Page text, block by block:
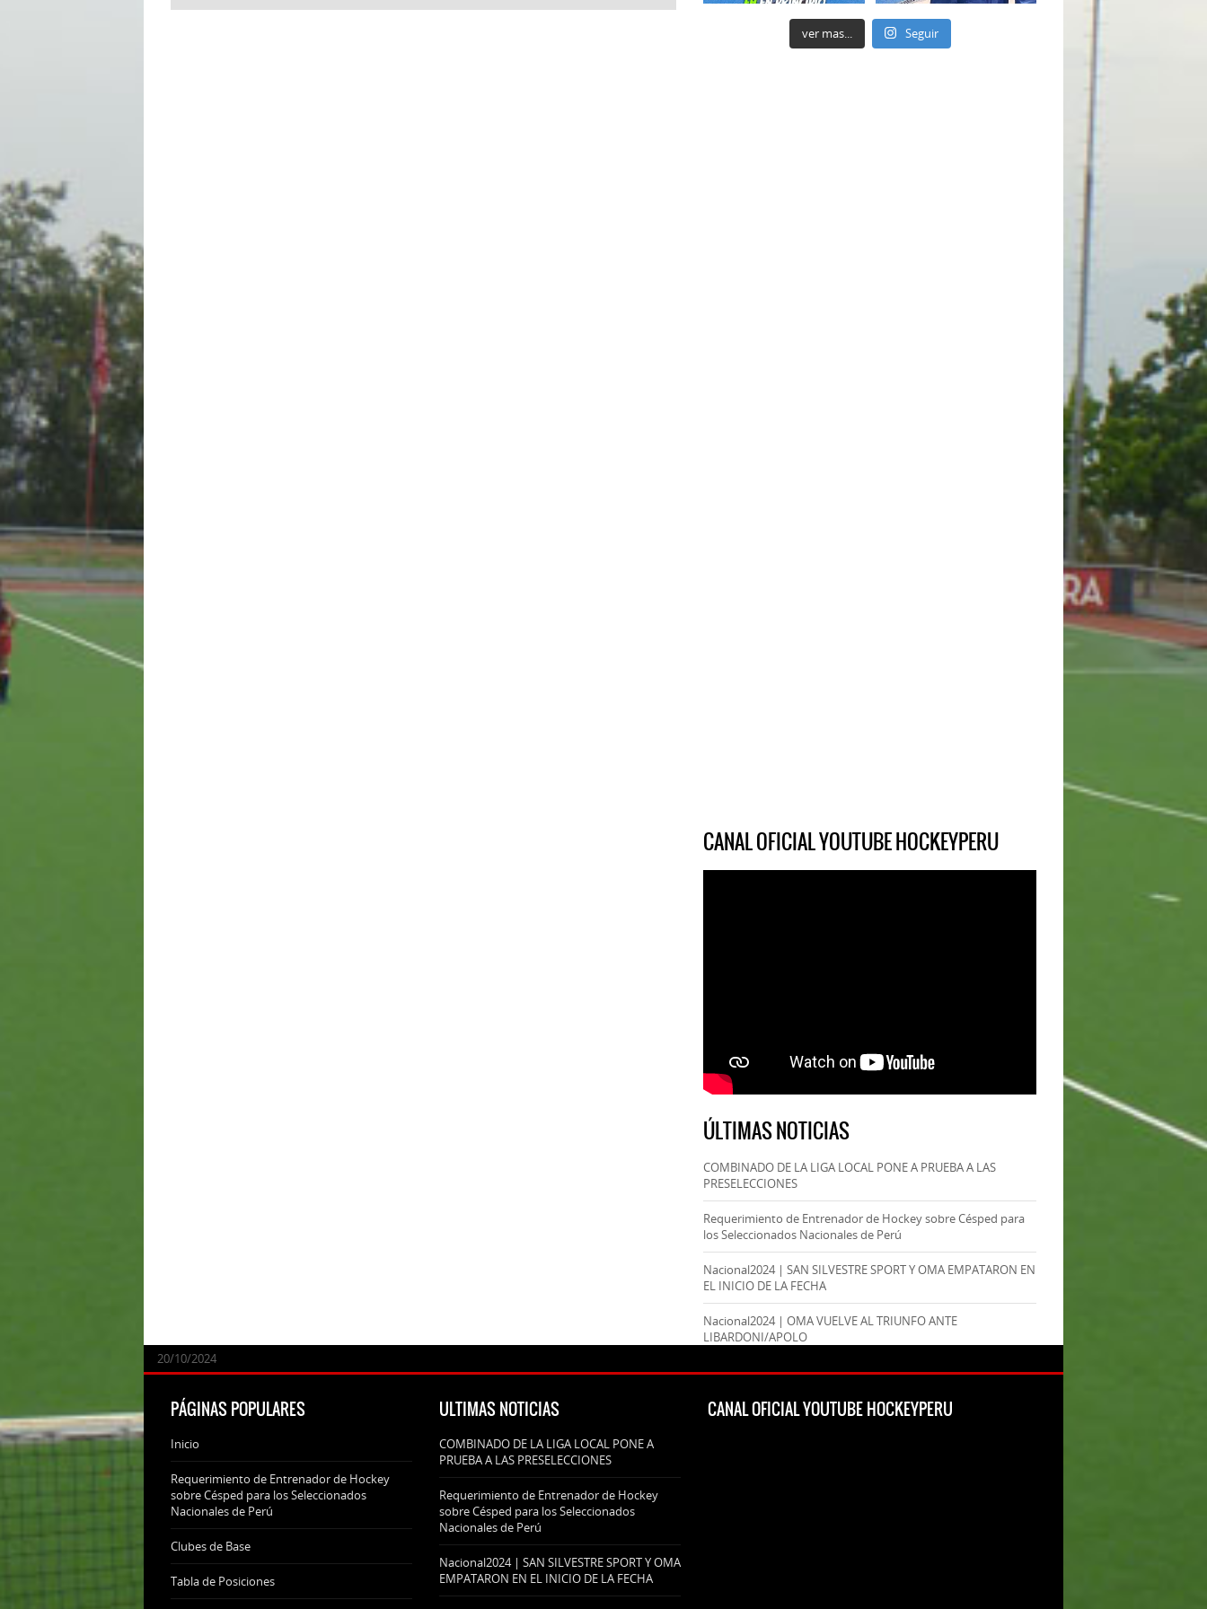
ver mas... Seguir
CANAL OFICIAL YOUTUBE HOCKEYPERU
ÚLTIMAS NOTICIAS
COMBINADO DE LA LIGA LOCAL PONE A PRUEBA A LAS
PRESELECCIONES
24/09/2025
Requerimiento de Entrenador de Hockey sobre Césped para
los Seleccionados Nacionales de Perú
07/11/2024
Nacional2024 | SAN SILVESTRE SPORT Y OMA EMPATARON EN
EL INICIO DE LA FECHA
20/10/2024
Nacional2024 | OMA VUELVE AL TRIUNFO ANTE
LIBARDONI/APOLO
20/10/2024
PÁGINAS POPULARES
Inicio
Requerimiento de Entrenador de Hockey
sobre Césped para los Seleccionados
Nacionales de Perú
Clubes de Base
Tabla de Posiciones
ULTIMAS NOTICIAS
COMBINADO DE LA LIGA LOCAL PONE A
PRUEBA A LAS PRESELECCIONES
Requerimiento de Entrenador de Hockey
sobre Césped para los Seleccionados
Nacionales de Perú
Nacional2024 | SAN SILVESTRE SPORT Y OMA
EMPATARON EN EL INICIO DE LA FECHA
CANAL OFICIAL YOUTUBE HOCKEYPERU